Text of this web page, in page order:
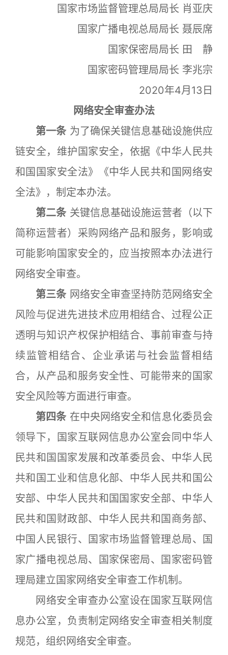
国家市场监督管理总局局长 肖亚庆
国家广播电视总局局长 聂辰席
国家保密局局长 田 静
国家密码管理局局长 李兆宗
2020年4月13日
网络安全审查办法
第一条 为了确保关键信息基础设施供应
链安全，维护国家安全，依据《中华人民共
和国国家安全法》《中华人民共和国网络安
全法》，制定本办法。
第二条 关键信息基础设施运营者（以下
简称运营者）采购网络产品和服务，影响或
可能影响国家安全的，应当按照本办法进行
网络安全审查。
第三条 网络安全审查坚持防范网络安全
风险与促进先进技术应用相结合、过程公正
透明与知识产权保护相结合、事前审查与持
续监管相结合、企业承诺与社会监督相结
合，从产品和服务安全性、可能带来的国家
安全风险等方面进行审查。
第四条 在中央网络安全和信息化委员会
领导下，国家互联网信息办公室会同中华人
民共和国国家发展和改革委员会、中华人民
共和国工业和信息化部、中华人民共和国公
安部、中华人民共和国国家安全部、中华人
民共和国财政部、中华人民共和国商务部、
中国人民银行、国家市场监督管理总局、国
家广播电视总局、国家保密局、国家密码管
理局建立国家网络安全审查工作机制。
网络安全审查办公室设在国家互联网信
息办公室，负责制定网络安全审查相关制度
规范，组织网络安全审查。